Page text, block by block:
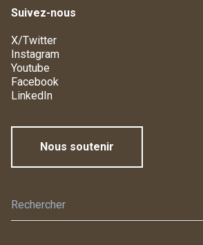
Suivez-nous
X/Twitter
Instagram
Youtube
Facebook
LinkedIn
Nous soutenir